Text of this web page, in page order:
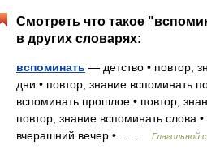
Смотреть что такое
в других словарях:
вспоминать — детство • повтор,
дни • повтор, знание вспоминать
вспоминать прошлое • повтор,
повтор, знание вспоминать слова
вчерашний вечер •… …
Глагольной